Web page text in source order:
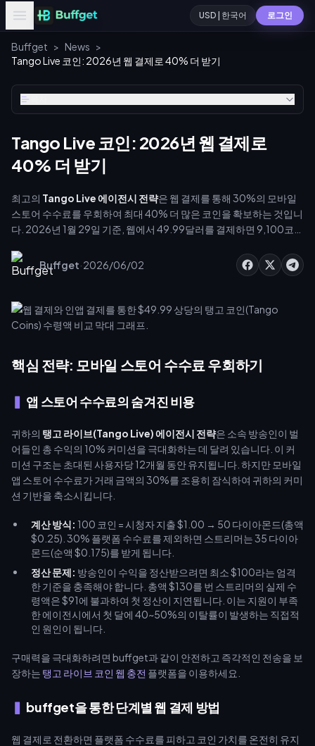
USD | 한국어 로그인
Buffget > News >
Tango Live 코인: 2026년 웹 결제로 40% 더 받기
Tango Live 코인: 2026년 웹 결제로
40% 더 받기
최고의 Tango Live 에이전시 전략은 웹 결제를 통해 30%의 모바일
스토어 수수료를 우회하여 최대 40% 더 많은 코인을 확보하는 것입니
다. 2026년 1월 29일 기준, 웹에서 49.99달러를 결제하면 9,100코인
다. 이 가이드에서는 이러한 절감액을 활용하여 7일 울트라 룸 핀(7-
Day Ultra Room Pins)을 지원하고, 채용 규모를 확대하며, 12개월의
세히 설명합니다.
Buffget·2026/06/02
핵심 전략: 모바일 스토어 수수료 우회하기
앱 스토어 수수료의 숨겨진 비용
귀하의 탱고 라이브(Tango Live) 에이전시 전략은 소속 방송인이 벌
어들인 총 수익의 10% 커미션을 극대화하는 데 달려 있습니다. 이 커
미션 구조는 초대된 사용자당 12개월 동안 유지됩니다. 하지만 모바일
앱 스토어 수수료가 거래 금액의 30%를 조용히 잠식하여 귀하의 커미
션 기반을 축소시킵니다.
계산 방식: 100 코인 = 시청자 지출 $1.00 → 50 다이아몬드(총액
$0.25). 30% 플랫폼 수수료를 제외하면 스트리머는 35 다이아
몬드(순액 $0.175)를 받게 됩니다.
정산 문제: 방송인이 수익을 정산받으려면 최소 $100라는 엄격
한 기준을 충족해야 합니다. 총액 $130를 번 스트리머의 실제 수
령액은 $91에 불과하여 첫 정산이 지연됩니다. 이는 지원이 부족
한 에이전시에서 첫 달에 40~50%의 이탈률이 발생하는 직접적
인 원인이 됩니다.
구매력을 극대화하려면 buffget과 같이 안전하고 즉각적인 전송을 보
장하는 탱고 라이브 코인 웹 충전 플랫폼을 이용하세요.
buffget을 통한 단계별 웹 결제 방법
웹 결제로 전환하면 플랫폼 수수료를 피하고 코인 가치를 온전히 유지